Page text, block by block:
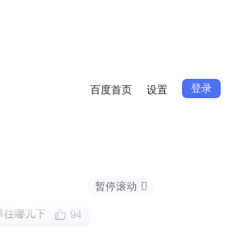
百度首页 设置 登录
暂停滚动 
94
往哪儿下